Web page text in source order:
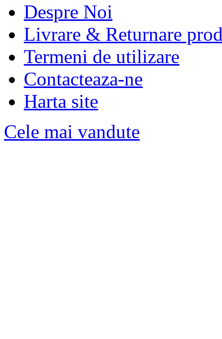
Despre Noi
Livrare & Returnare
Termeni de utilizare
Contacteaza-ne
Harta site
Cele mai vandute